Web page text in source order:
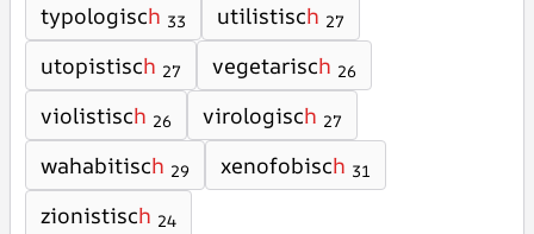
typologisch 33 utilistisch 27
utopistisch 27 vegetarisch 26
violistisch 26 virologisch 27
wahabitisch 29 xenofobisch 31
zionistisch 24